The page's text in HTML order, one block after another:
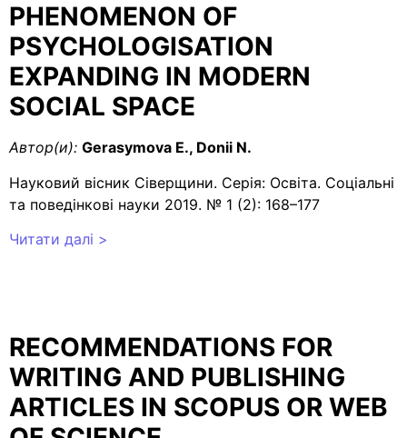
PHENOMENON OF
PSYCHOLOGISATION
EXPANDING IN MODERN
SOCIAL SPACE
Автор(и): Gerasymova E., Doniі N.
Науковий вісник Сіверщини. Серія: Освіта. Соціальні
та поведінкові науки 2019. № 1 (2): 168–177
Читати далі >
RECOMMENDATIONS FOR
WRITING AND PUBLISHING
ARTICLES IN SCOPUS OR WEB